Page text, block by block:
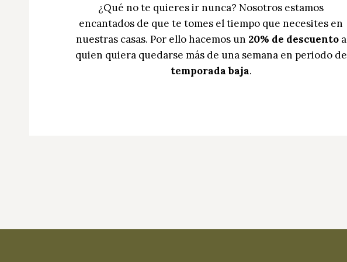
¿Qué no te quieres ir nunca? Nosotros estamos
encantados de que te tomes el tiempo que necesites en
nuestras casas. Por ello hacemos un 20% de descuentoa
quien quiera quedarse más de una semana en periodo de
temporada baja.